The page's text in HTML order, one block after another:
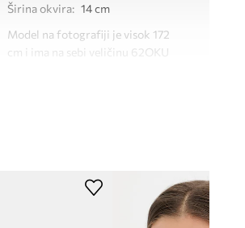
Širina okvira: 14 cm
Model na fotografiji je visok 172
cm i ima na sebi veličinu 62OKU